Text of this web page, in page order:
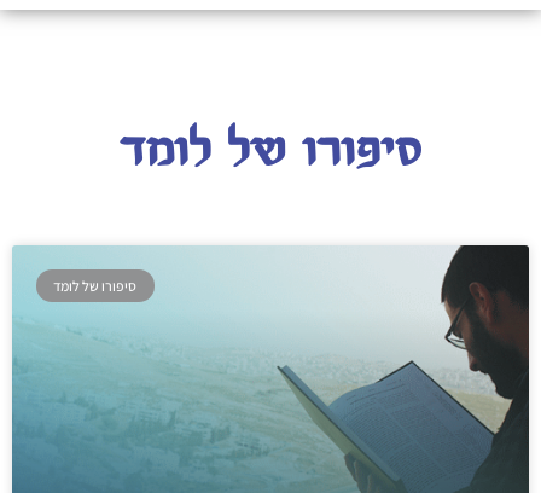
סיפורו של לומד
סיפורו של לומד